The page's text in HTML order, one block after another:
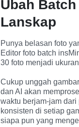
Ubah
Lanskap
Punya belasan foto
Editor foto batch
30 foto menjadi
Cukup unggah
dan AI akan
waktu berjam-jam
konsisten di setiap
siapa pun yang